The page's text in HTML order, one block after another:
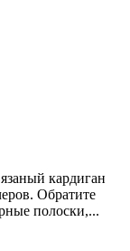
кардиган
Обратите
полоски,...